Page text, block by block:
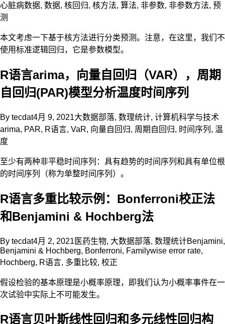
心脏病数据, 数据, 核回归, 核方法, 算法, 非参数, 非参数方法, 预
测
本文考虑一下基于核方法进行分类预测。注意，在这里，我们不
使用标准逻辑回归，它是参数模型。
R语言arima，向量自回归（VAR），周期
自回归(PAR)模型分析温度时间序列
By tecdat4月 9, 2021大数据部落, 数理统计, 计算机科学与技术
arima, PAR, R语言, VaR, 向量自回归, 周期自回归, 时间序列 , 温
度
至少有两种非平稳时间序列：具有趋势的时间序列和具有单位根
的时间序列（称为单整时间序列）。
R语言多重比较示例：Bonferroni校正法
和Benjamini & Hochberg法
By tecdat4月 2, 2021 医药生物, 大数据部落, 数理统计Benjamini,
Benjamini & Hochberg, Bonferroni, Familywise error rate,
Hochberg, R语言, 多重比较, 校正
假设检验的基本原理是小概率原理，即我们认为小概率事件在一
次试验中实际上不可能发生。
R语言贝叶斯线性回归和多元线性回归构